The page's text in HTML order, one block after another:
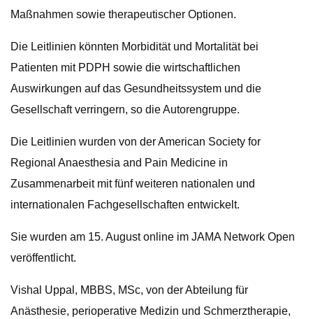
Maßnahmen sowie therapeutischer Optionen.
Die Leitlinien könnten Morbidität und Mortalität bei
Patienten mit PDPH sowie die wirtschaftlichen
Auswirkungen auf das Gesundheitssystem und die
Gesellschaft verringern, so die Autorengruppe.
Die Leitlinien wurden von der American Society for
Regional Anaesthesia and Pain Medicine in
Zusammenarbeit mit fünf weiteren nationalen und
internationalen Fachgesellschaften entwickelt.
Sie wurden am 15. August online im JAMA Network Open
veröffentlicht.
Vishal Uppal, MBBS, MSc, von der Abteilung für
Anästhesie, perioperative Medizin und Schmerztherapie,